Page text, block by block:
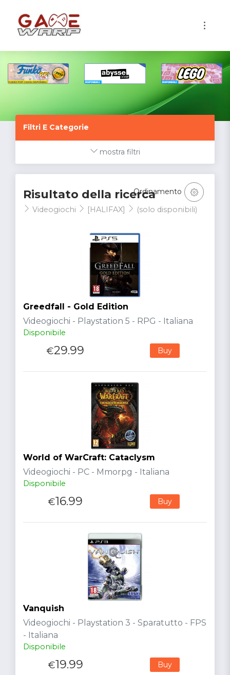
Filtri E Categorie
mostra filtri
Risultato della ricerca
Videogiochi [HALIFAX] (solo disponibili)
Ordinamento
Greedfall - Gold Edition
Videogiochi - Playstation 5 - RPG - Italiana
Disponibile
€29.99 Buy
World of WarCraft: Cataclysm
Videogiochi - PC - Mmorpg - Italiana
Disponibile
€16.99 Buy
Vanquish
Videogiochi - Playstation 3 - Sparatutto - FPS
- Italiana
Disponibile
€19.99 Buy